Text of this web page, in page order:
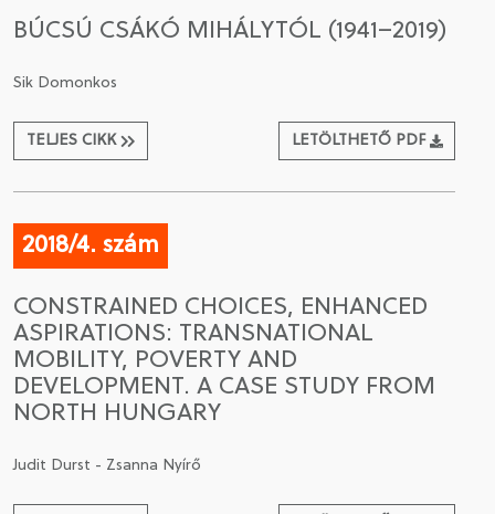
BÚCSÚ CSÁKÓ MIHÁLYTÓL (1941–2019)
Sik Domonkos
TELJES CIKK LETÖLTHETŐ PDF
2018/4. szám
CONSTRAINED CHOICES, ENHANCED
ASPIRATIONS: TRANSNATIONAL
MOBILITY, POVERTY AND
DEVELOPMENT. A CASE STUDY FROM
NORTH HUNGARY
Judit Durst - Zsanna Nyírő